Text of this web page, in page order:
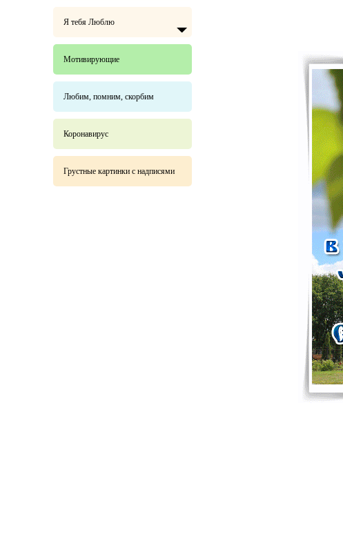
Я тебя Люблю
Мотивирующие
Любим, помним, скорбим
Коронавирус
Грустные картинки с надписями